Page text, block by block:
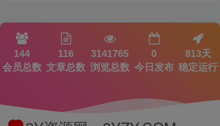
144
会员总数
116
文章总数
3141765
浏览总数
0
今日发布
813天
稳定运行